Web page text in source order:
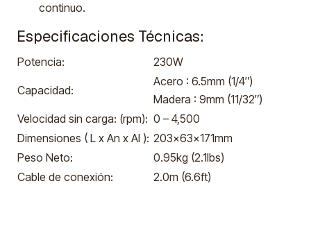
continuo.
Especificaciones Técnicas:
Potencia: 230W
Capacidad:
Acero : 6.5mm (1/4″)
Madera : 9mm (11/32″)
Velocidad sin carga: (rpm): 0 – 4,500
Dimensiones ( L x An x Al ): 203x63x171mm
Peso Neto:
0.95kg (2.1lbs)
Cable de conexión:
2.0m (6.6ft)